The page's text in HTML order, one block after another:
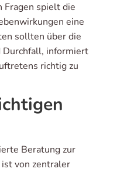
Fragen spielt die
eine
sollten über die
Durchfall, informiert
richtig zu
Beratung zur
von zentraler